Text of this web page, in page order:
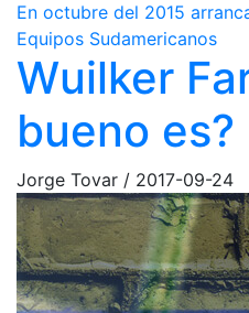
En octubre del 2015
Equipos Sudamericanos
Wuilker
bueno es?
Jorge Tovar / 2017-09-24